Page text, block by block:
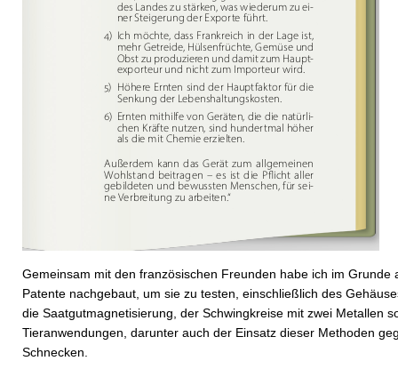
Gemeinsam mit den französischen Freunden habe ich im Grunde
Patente nachgebaut, um sie zu testen, einschließlich des
die Saatgutmagnetisierung, der Schwingkreise mit zwei Metallen
Tier­anwendungen, darunter auch der Einsatz dieser Methoden
Schnecken.